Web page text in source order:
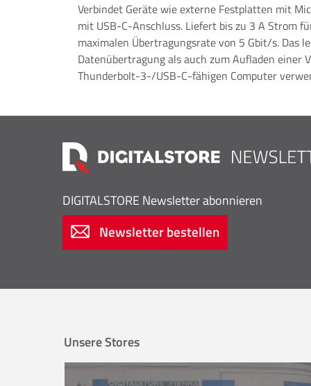
Verbindet Geräte wie externe Festplatten mit
mit USB-C-Anschluss. Liefert bis zu 3 A Strom
maximalen Übertragungsrate von 5 Gbit/s. Das
Datenübertragung als auch zum Aufladen einer
Thunderbolt-3-/USB-C-fähigen Computer
DIGITALSTORE Newsletter abonnieren
Newsletter bestellen
Unsere Stores